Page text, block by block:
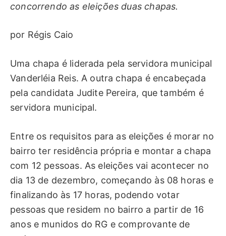
concorrendo as eleições duas chapas.
por Régis Caio
Uma chapa é liderada pela servidora municipal
Vanderléia Reis. A outra chapa é encabeçada
pela candidata Judite Pereira, que também é
servidora municipal.
Entre os requisitos para as eleições é morar no
bairro ter residência própria e montar a chapa
com 12 pessoas. As eleições vai acontecer no
dia 13 de dezembro, começando às 08 horas e
finalizando às 17 horas, podendo votar
pessoas que residem no bairro a partir de 16
anos e munidos do RG e comprovante de